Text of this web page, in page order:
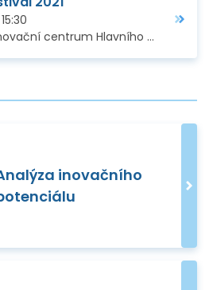
15:30
Hlavního města Prahy / Online
inovačního